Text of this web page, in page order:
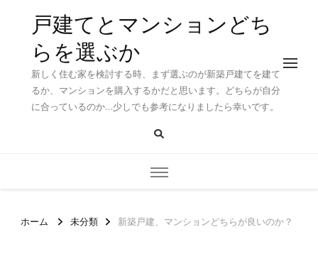
戸建てとマンションどち
らを選ぶか
新しく住む家を検討する時、まず選ぶのが新築戸建てを建て
るか、マンションを購入するかだと思います。どちらが自分
に合っているのか…少しでも参考になりましたら幸いです。
ホーム 未分類 新築戸建、マンションどちらが良いのか？